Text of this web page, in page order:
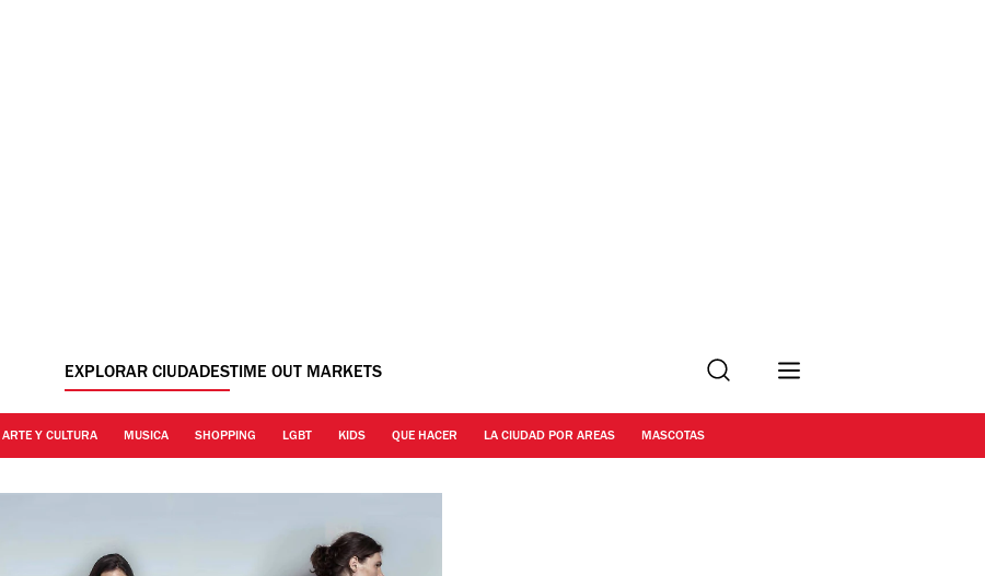
EXPLORAR CIUDADESTIME OUT MARKETS Buscar
ARTE Y CULTURA MUSICA SHOPPING LGBT KIDS QUE HACER LA CIUDAD POR AREAS MASCOTAS